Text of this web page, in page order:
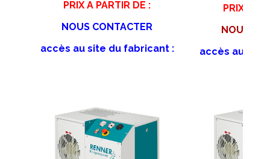
PRIX A PARTIR DE :
NOUS CONTACTER
accès au site du fabricant :
PRIX A
NOUS
accès au site